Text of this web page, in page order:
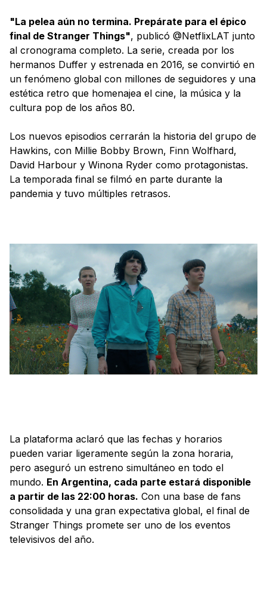
"La pelea aún no termina. Prepárate para el épico
final de Stranger Things", publicó @NetflixLAT junto
al cronograma completo. La serie, creada por los
hermanos Duffer y estrenada en 2016, se convirtió en
un fenómeno global con millones de seguidores y una
estética retro que homenajea el cine, la música y la
cultura pop de los años 80.
Los nuevos episodios cerrarán la historia del grupo de
Hawkins, con Millie Bobby Brown, Finn Wolfhard,
David Harbour y Winona Ryder como protagonistas.
La temporada final se filmó en parte durante la
pandemia y tuvo múltiples retrasos.
La plataforma aclaró que las fechas y horarios
pueden variar ligeramente según la zona horaria,
pero aseguró un estreno simultáneo en todo el
mundo. En Argentina, cada parte estará disponible
a partir de las 22:00 horas. Con una base de fans
consolidada y una gran expectativa global, el final de
Stranger Things promete ser uno de los eventos
televisivos del año.